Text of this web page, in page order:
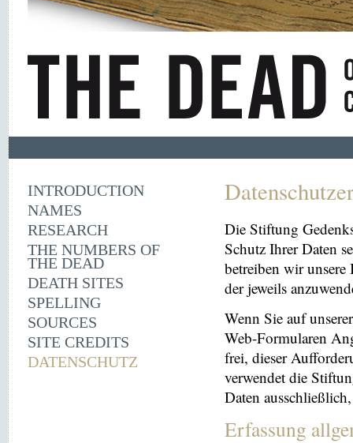
INTRODUCTION
NAMES
RESEARCH
THE NUMBERS OF
THE DEAD
DEATH SITES
SPELLING
SOURCES
SITE CREDITS
DATENSCHUTZ
Die Stiftung
Schutz Ihrer Daten
betreiben wir
der jeweils
Wenn Sie auf
Web-Formularen
frei, dieser
verwendet die
Daten
Erfassung